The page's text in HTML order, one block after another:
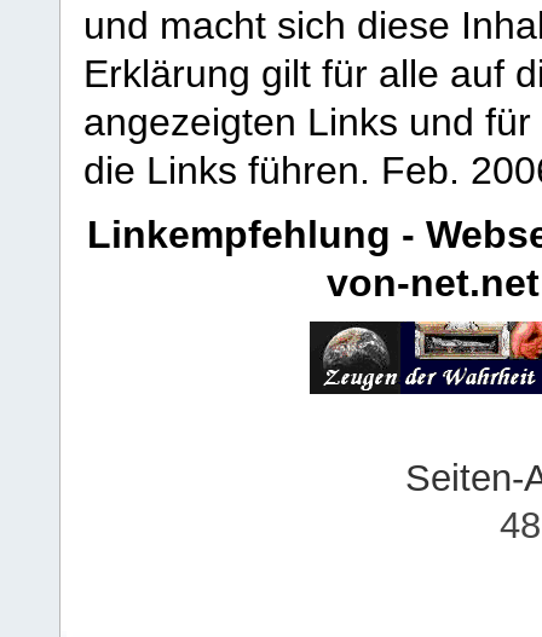
und macht sich diese
Erklärung gilt für alle auf
angezeigten Links und
die Links führen. Feb.
Linkempfehlung -
von-net.net
Seiten-